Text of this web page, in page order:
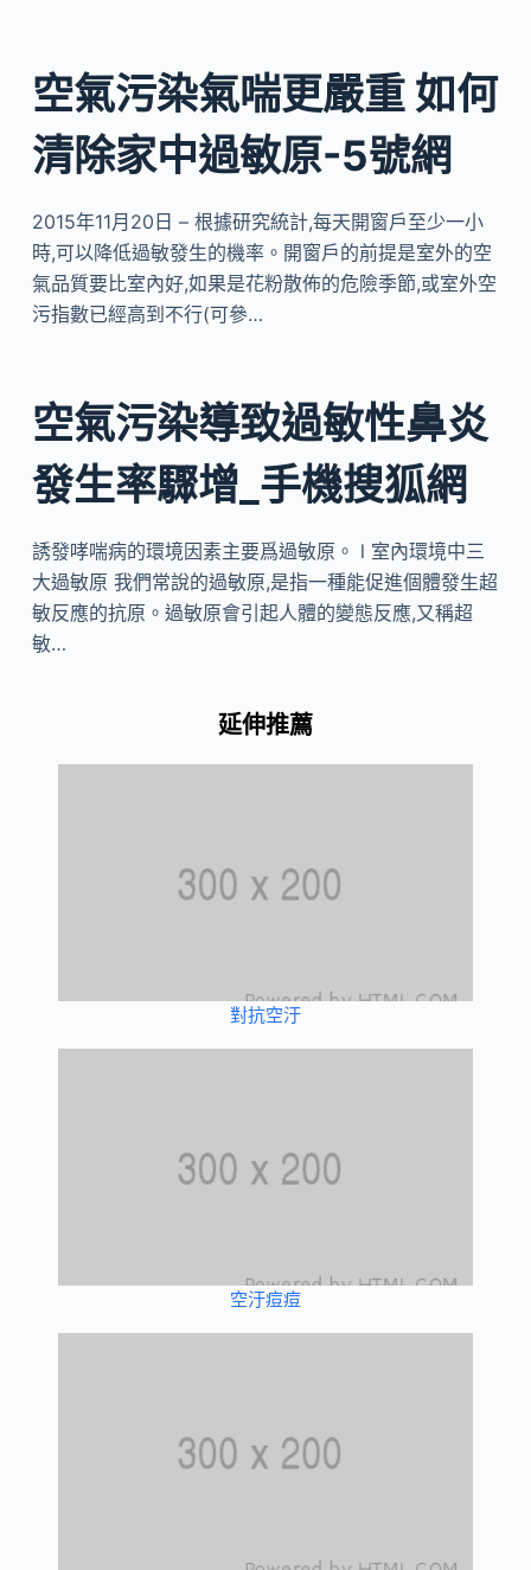
空氣污染氣喘更嚴重 如何
清除家中過敏原-5號網
2015年11月20日 – 根據研究統計,每天開窗戶至少一小
時,可以降低過敏發生的機率。開窗戶的前提是室外的空
氣品質要比室內好,如果是花粉散佈的危險季節,或室外空
污指數已經高到不行(可參…
空氣污染導致過敏性鼻炎
發生率驟增_手機搜狐網
誘發哮喘病的環境因素主要爲過敏原。 l 室內環境中三
大過敏原 我們常說的過敏原,是指一種能促進個體發生超
敏反應的抗原。過敏原會引起人體的變態反應,又稱超
敏…
延伸推薦
對抗空汙
空汙痘痘